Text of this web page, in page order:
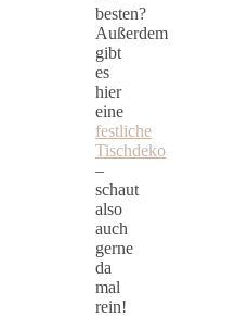
besten?
Außerdem
gibt
es
hier
eine
festliche
Tischdeko
–
schaut
also
auch
gerne
da
mal
rein!